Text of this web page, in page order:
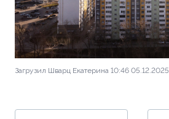
Загрузил Шварц Екатерина 10:46 05.12.2025